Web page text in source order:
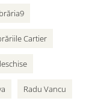
Cartier
Radu Vancu